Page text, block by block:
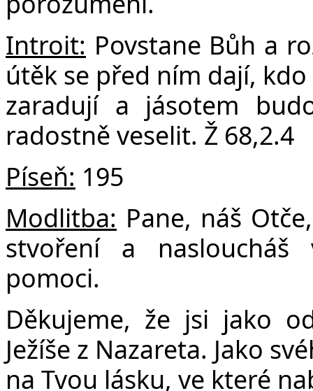
Introit: Povstane Bůh a
útěk se před ním dají,
zaradují a jásotem
radostně veselit. Ž 68,2.4
Píseň: 195
Modlitba: Pane, náš
stvoření a
pomoci.
Děkujeme, že jsi jako
Ježíše z Nazareta. Jako
na Tvou lásku, ve které